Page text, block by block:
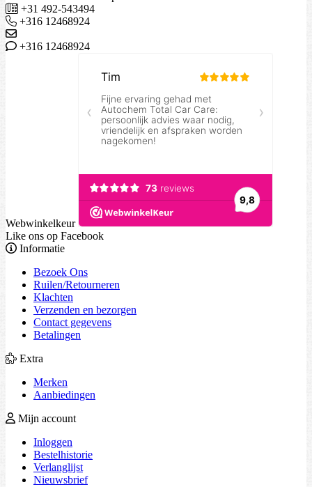
+31 492-543494
+316 12468924
+316 12468924
Webwinkelkeur
Like ons op Facebook
Informatie
Bezoek Ons
Ruilen/Retourneren
Klachten
Verzenden en bezorgen
Contact gegevens
Betalingen
Extra
Merken
Aanbiedingen
Mijn account
Inloggen
Bestelhistorie
Verlanglijst
Nieuwsbrief